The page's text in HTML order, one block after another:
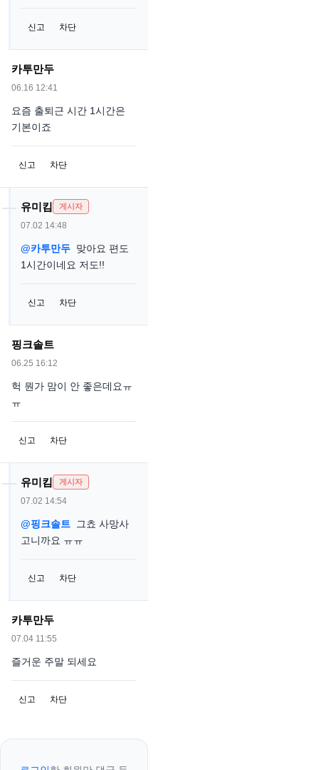
신고 차단
카투만두
06.16 12:41
요즘 출퇴근 시간 1시간은
기본이죠
신고 차단
유미킴 게시자
07.02 14:48
@카투만두 맞아요 편도
1시간이네요 저도!!
신고 차단
핑크솔트
06.25 16:12
헉 뭔가 맘이 안 좋은데요ㅠ
ㅠ
신고 차단
유미킴 게시자
07.02 14:54
@핑크솔트 그쵸 사망사
고니까요 ㅠㅠ
신고 차단
카투만두
07.04 11:55
즐거운 주말 되세요
신고 차단